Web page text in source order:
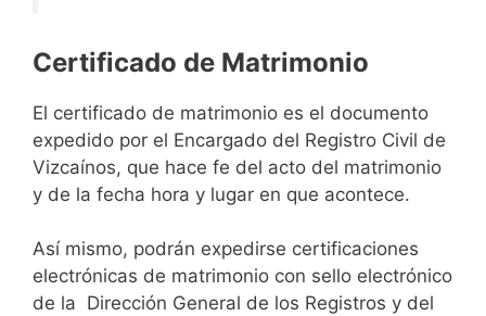
Certificado de Matrimonio
El certificado de matrimonio es el documento
expedido por el Encargado del Registro Civil de
Vizcaínos, que hace fe del acto del matrimonio
y de la fecha hora y lugar en que acontece.
Así mismo, podrán expedirse certificaciones
electrónicas de matrimonio con sello electrónico
de la Dirección General de los Registros y del